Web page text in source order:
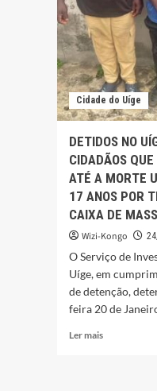
Cidade do Uíge
DETIDOS NO
CIDADÃOS
ATÉ A MORTE
17 ANOS POR
CAIXA DE
Wizi-Kongo
O Serviço de
Uíge, em
de detenção,
feira 20 de
Ler maisLeia